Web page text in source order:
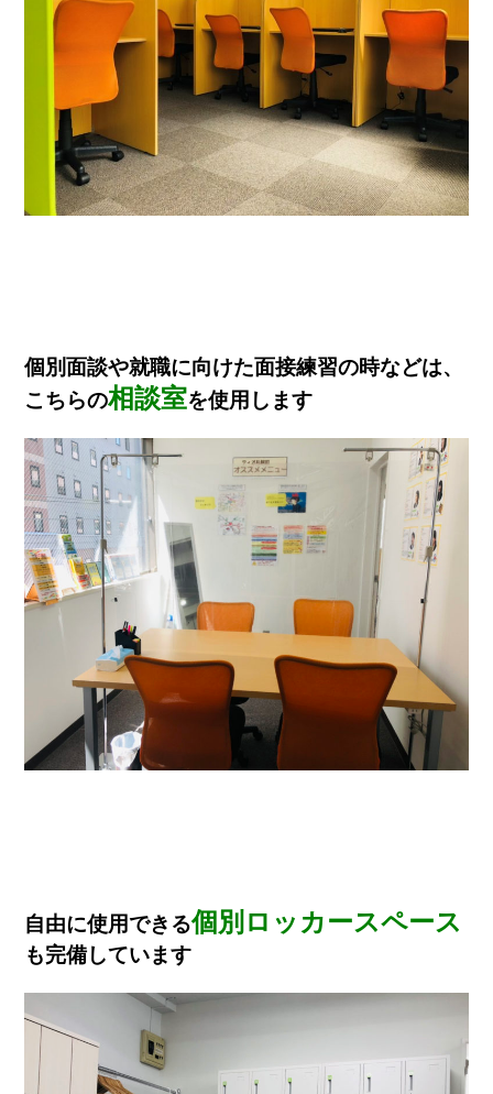
個別面談や就職に向けた面接練習の時などは、
こちらの相談室を使用します
自由に使用できる個別ロッカースペース
も完備しています